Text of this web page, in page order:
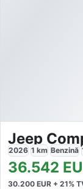
2026 1 km Benzină
36.542
30.200 EUR + 21%